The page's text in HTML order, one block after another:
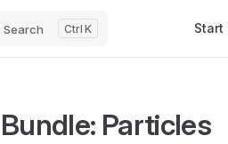
Search K Start
Bundle: Particles